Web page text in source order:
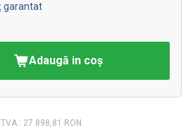
garantat
Adaugă in coş
27.898,81 RON